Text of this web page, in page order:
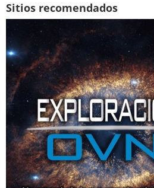
Sitios recomendados